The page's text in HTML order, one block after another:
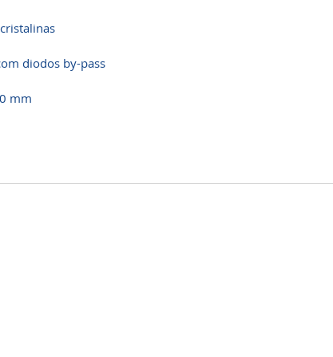
diodos by-pass
mm